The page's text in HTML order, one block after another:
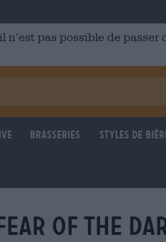
pas possible de passer
Brasseries Styles de
of the